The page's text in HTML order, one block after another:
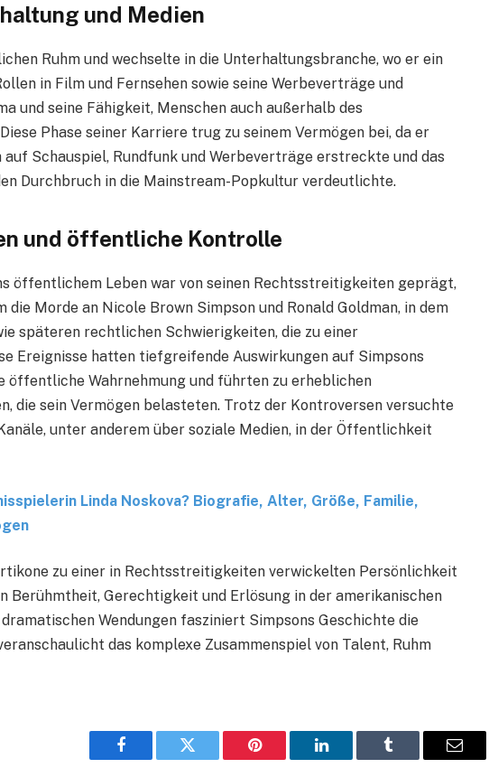
und Medien
Ruhm und wechselte in die Unterhaltungsbranche, wo er ein
in Film und Fernsehen sowie seine Werbeverträge und
und seine Fähigkeit, Menschen auch außerhalb des
Phase seiner Karriere trug zu seinem Vermögen bei, da er
Schauspiel, Rundfunk und Werbeverträge erstreckte und das
Durchbruch in die Mainstream-Popkultur verdeutlichte.
und öffentliche Kontrolle
öffentlichem Leben war von seinen Rechtsstreitigkeiten geprägt,
die Morde an Nicole Brown Simpson und Ronald Goldman, in dem
späteren rechtlichen Schwierigkeiten, die zu einer
Ereignisse hatten tiefgreifende Auswirkungen auf Simpsons
öffentliche Wahrnehmung und führten zu erheblichen
die sein Vermögen belasteten. Trotz der Kontroversen versuchte
unter anderem über soziale Medien, in der Öffentlichkeit
Linda Noskova? Biografie, Alter, Größe, Familie,
zu einer in Rechtsstreitigkeiten verwickelten Persönlichkeit
Berühmtheit, Gerechtigkeit und Erlösung in der amerikanischen
Wendungen fasziniert Simpsons Geschichte die
das komplexe Zusammenspiel von Talent, Ruhm
Facebook Twitter Pinterest LinkedIn Tumblr Email